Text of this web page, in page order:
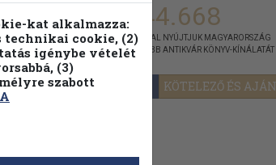
OLVASMÁNYOK KÖTELEZŐ ÉS
Témaköri fa 1.144.668
KIADVÁNNYAL NYÚJTJUK MAGYARORSZÁG
LEGNAGYOBB ANTIKVÁR KÖNYV-KÍNÁLATÁT
kat alkalmazza:
technikai cookie, (2)
igénybe vételét
(3)
szabott
A